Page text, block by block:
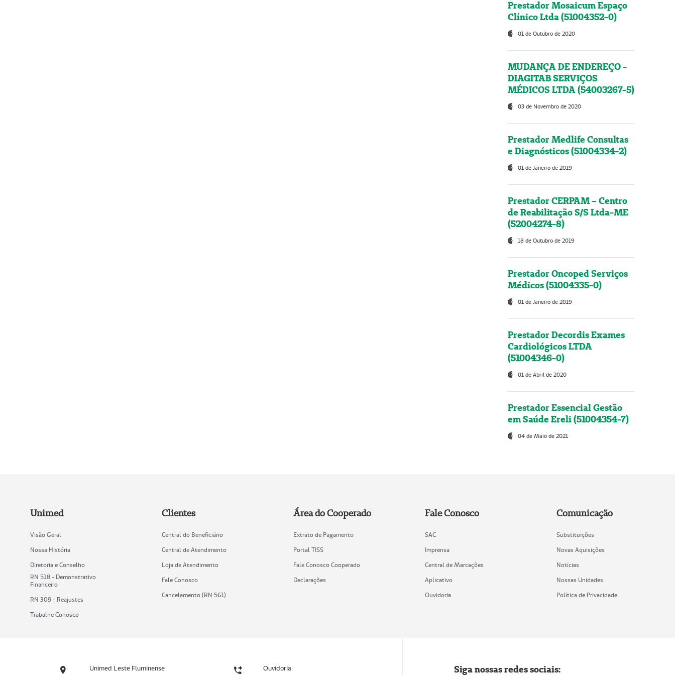
Prestador Mosaicum Espaço
Clínico Ltda (51004352-0)
01 de Outubro de 2020
MUDANÇA DE ENDEREÇO -
DIAGITAB SERVIÇOS
MÉDICOS LTDA (54003267-5)
03 de Novembro de 2020
Prestador Medlife Consultas
e Diagnósticos (51004334-2)
01 de Janeiro de 2019
Prestador CERPAM – Centro
de Reabilitação S/S Ltda-ME
(52004274-8)
18 de Outubro de 2019
Prestador Oncoped Serviços
Médicos (51004335-0)
01 de Janeiro de 2019
Prestador Decordis Exames
Cardiológicos LTDA
(51004346-0)
01 de Abril de 2020
Prestador Essencial Gestão
em Saúde Ereli (51004354-7)
04 de Maio de 2021
Unimed
Visão Geral
Nossa História
Diretoria e Conselho
RN 518 - Demonstrativo
Financeiro
RN 309 - Reajustes
Trabalhe Conosco
Clientes
Central do Beneficiário
Central de Atendimento
Loja de Atendimento
Fale Conosco
Cancelamento (RN 561)
Área do Cooperado
Extrato de Pagamento
Portal TISS
Fale Conosco Cooperado
Declarações
Fale Conosco
SAC
Imprensa
Central de Marcações
Aplicativo
Ouvidoria
Comunicação
Substituições
Novas Aquisições
Notícias
Nossas Unidades
Política de Privacidade
Unimed Leste Fluminense Ouvidoria Siga nossas redes sociais: